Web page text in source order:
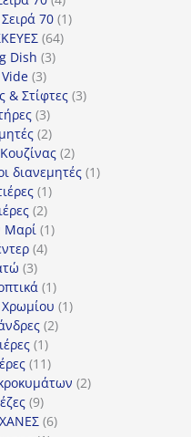
προϊόντα
70 11
6464
Dish 33
33
προϊόντα
& Στίφτες 33
33
προϊόντα
22
προϊόντα
22
προϊόντα
διανεμητές 11
11
προϊόν
22
προϊόντα
Μαρί 11
44
33
προϊόντα
11
προϊόν
Χρωμίου 11
22
11
προϊόν
1111
προϊόντα
22
99
προϊόντα
66